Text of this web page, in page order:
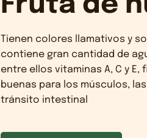
Tienen colores llamativos y
contiene gran cantidad de
entre ellos vitaminas A, C y
buenas para los músculos,
tránsito intestinal